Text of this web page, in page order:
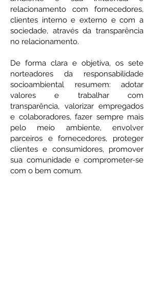
relacionamento com fornecedores,
clientes interno e externo e com a
sociedade, através da transparência
no relacionamento.
De forma clara e objetiva, os sete
norteadores da responsabilidade
socioambiental resumem: adotar
valores e trabalhar com
transparência, valorizar empregados
e colaboradores, fazer sempre mais
pelo meio ambiente, envolver
parceiros e fornecedores, proteger
clientes e consumidores, promover
sua comunidade e comprometer-se
com o bem comum.